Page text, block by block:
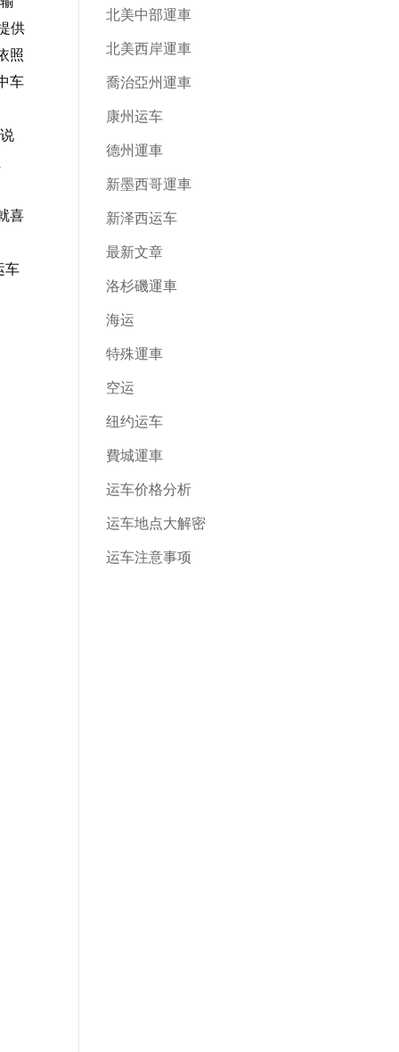
供
照
车
喜
车
北美中部運車
北美西岸運車
喬治亞州運車
康州运车
德州運車
新墨西哥運車
新泽西运车
最新文章
洛杉磯運車
海运
特殊運車
空运
纽约运车
費城運車
运车价格分析
运车地点大解密
运车注意事项